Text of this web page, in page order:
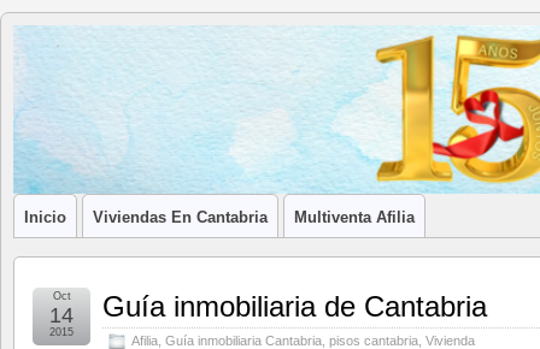
Blog de
Afilia
Inmobiliarias
LA ASOCIACIÓN DE LOS PROFESIONALES INMOBILIARIOS
Inicio Viviendas En Cantabria Multiventa Afilia
Guía inmobiliaria de Cantabria
Afilia Guía inmobiliaria Cantabria pisos cantabria Vivienda
Oct
14
2015